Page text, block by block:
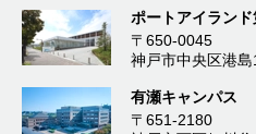
ポートアイラン
〒650-0045
神戸市中央区港
有瀬キャンパス
〒651-2180